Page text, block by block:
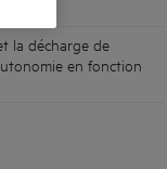
la décharge de
en fonction